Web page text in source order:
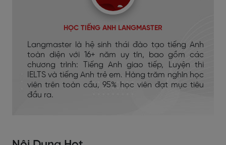
HỌC TIẾNG ANH LANGMASTER
Langmaster là hệ sinh thái đào tạo tiếng Anh
toàn diện với 16+ năm uy tín, bao gồm các
chương trình: Tiếng Anh giao tiếp, Luyện thi
IELTS và tiếng Anh trẻ em. Hàng trăm nghìn học
viên trên toàn cầu, 95% học viên đạt mục tiêu
đầu ra.